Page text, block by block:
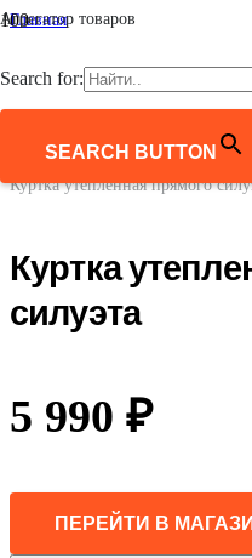
Агрегатор товаров
Search for:
SEARCH BUTTON
Главная
/
Куртки
Куртка утепленная прямого
Куртка
силуэта
5 990 ₽
ПЕРЕЙТИ В